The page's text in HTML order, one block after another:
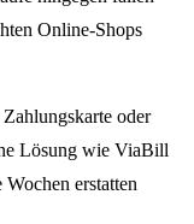
Online-Shops
oder
Lösung wie ViaBill
erstatten